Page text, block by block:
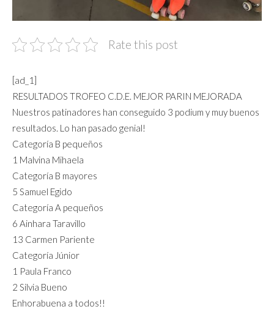
Rate this post
[ad_1]
RESULTADOS TROFEO C.D.E. MEJOR PARIN MEJORADA
Nuestros patinadores han conseguido 3 podium y muy buenos
resultados. Lo han pasado genial!
Categoría B pequeños
1 Malvina Mihaela
Categoría B mayores
5 Samuel Egido
Categoría A pequeños
6 Ainhara Taravillo
13 Carmen Pariente
Categoría Júnior
1 Paula Franco
2 Silvia Bueno
Enhorabuena a todos!!